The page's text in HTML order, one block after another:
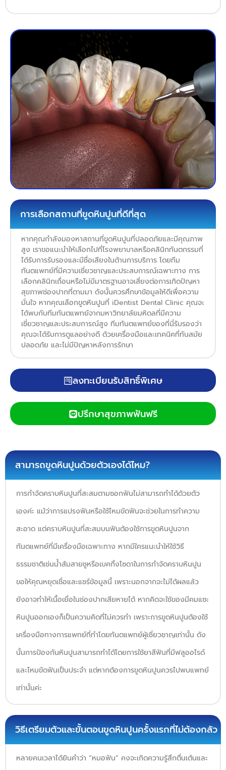
การเลือกสถานที่ขูดหินปูนที่ดีที่สุด
หากคุณกำลังมองหาสถานที่ขูดหินปูนที่ปลอดภัยและมีคุณภาพ
สูง เราขอแนะนำให้เลือกไปที่โรงพยาบาลหรือคลินิกทันตกรรมที่
ได้รับการรับรองและมีชื่อเสียงในด้านการบริการ โดยทีม
ทันตแพทย์ที่มีความเชี่ยวชาญและประสบการณ์เฉพาะทาง การ
เลือกคลินิกเถื่อนหรือไม่มีมาตรฐานอาจเสี่ยงต่อการเกิดปัญหา
สุขภาพช่องปากที่ตามมา ดังนั้นควรศึกษาข้อมูลให้ดีเพื่อความ
มั่นใจ หากคุณเลือกขูดหินปูนที่ iDentist Dental Clinic คุณจะ
ได้พบกับทีมทันตแพทย์จากมหาวิทยาลัยมหิดลที่มีความ
เชี่ยวชาญและประสบการณ์สูง ทีมทันตแพทย์ของที่นี่รับรองว่า
คุณจะได้รับการดูแลอย่างดี ด้วยเครื่องมือและเทคนิคที่ทันสมัย
ปลอดภัย และไม่มีปัญหาหลังการรักษา
ลงทะเบียนรับสิทธิ์พิเศษ
ปรึกษาสุขภาพฟันฟรี
สามารถขูดหินปูนด้วยตัวเองได้ไหม?
การกำจัดคราบหินปูนที่สะสมตามซอกฟันไม่สามารถทำได้ด้วยตัว
เองค่ะ แม้ว่าการแปรงฟันหรือใช้ไหมขัดฟันจะช่วยในการทำความ
สะอาด แต่คราบหินปูนที่สะสมบนฟันต้องใช้การขูดหินปูนจาก
ทันตแพทย์ที่มีเครื่องมือเฉพาะทาง หากมีใครแนะนำให้ใช้วิธี
ธรรมชาติเช่นน้ำส้มสายชูหรือเบคกิ้งโซดาในการกำจัดคราบหินปูน
ขอให้คุณหยุดเชื่อและแชร์ข้อมูลนี้ เพราะนอกจากจะไม่ได้ผลแล้ว
ยังอาจทำให้เนื้อเยื่อในช่องปากเสียหายได้ หากคิดจะใช้ของมีคมแซะ
หินปูนออกเองก็เป็นความคิดที่ไม่ควรทำ เพราะการขูดหินปูนต้องใช้
เครื่องมือทางการแพทย์ที่ทำโดยทันตแพทย์ผู้เชี่ยวชาญเท่านั้น ดัง
นั้นการป้องกันหินปูนสามารถทำได้โดยการใช้ยาสีฟันที่มีฟลูออไรด์
และไหมขัดฟันเป็นประจำ แต่หากต้องการขูดหินปูนควรไปพบแพทย์
เท่านั้นค่ะ
วิธีเตรียมตัวและขั้นตอนขูดหินปูนครั้งแรกที่ไม่ต้องกลัว
หลายคนเวลาได้ยินคำว่า “หมอฟัน” คงจะเกิดความรู้สึกตื่นเต้นและ